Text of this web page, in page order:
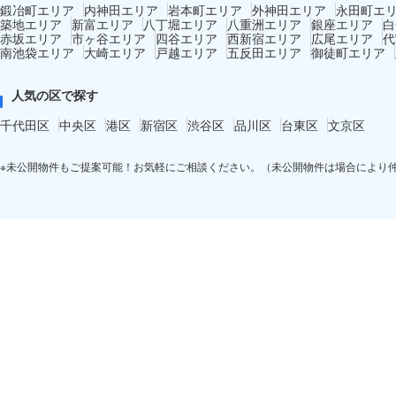
鍛冶町エリア
内神田エリア 岩本町エリア 外神田エリア
永田町エ
築地エリア
新富エリア 八丁堀エリア 八重洲エリア 銀座エリア
赤坂エリア 市ヶ谷エリア 四谷エリア 西新宿エリア 広尾エリア
南池袋エリア
大崎エリア 戸越エリア 五反田エリア 御徒町エリア
人気の区で探す
千代田区 中央区 港区 新宿区 渋谷区 品川区 台東区 文京区
※未公開物件もご提案可能！お気軽にご相談ください。（未公開物件は場合により